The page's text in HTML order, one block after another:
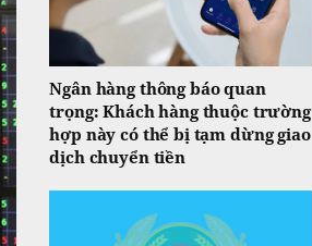
Ngân hàng thông báo quan
trọng: Khách hàng thuộc trường
hợp này có thể bị tạm dừng giao
dịch chuyển tiền